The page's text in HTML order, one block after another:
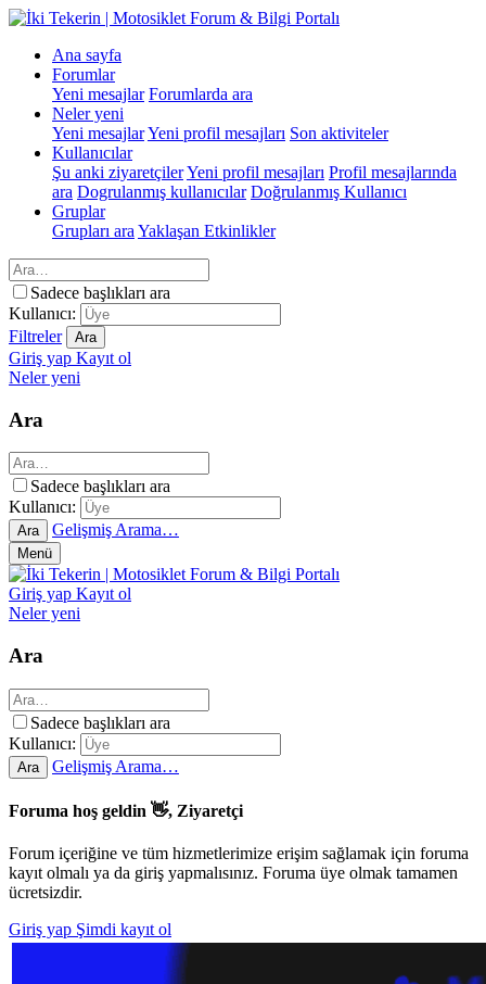
Ana sayfa
Forumlar
Yeni mesajlar Forumlarda ara
Neler yeni
Yeni mesajlarYeni profil mesajları Son aktiviteler
Kullanıcılar
Şu anki ziyaretçilerYeni profil mesajları Profil mesajlarında
ara Dogrulanmış kullanıcılar Doğrulanmış Kullanıcı
Gruplar
Grupları ara Yaklaşan Etkinlikler
Sadece başlıkları ara
Kullanıcı:
Filtreler
Ara
Giriş yap Kayıt ol
Neler yeni
Ara
Sadece başlıkları ara
Kullanıcı:
Ara Gelişmiş Arama…
Menü
Giriş yap Kayıt ol
Neler yeni
Ara
Sadece başlıkları ara
Kullanıcı:
Ara Gelişmiş Arama…
Foruma hoş geldin 👋, Ziyaretçi
Forum içeriğine ve tüm hizmetlerimize erişim sağlamak için foruma
kayıt olmalı ya da giriş yapmalısınız. Foruma üye olmak tamamen
ücretsizdir.
Giriş yap Şimdi kayıt ol